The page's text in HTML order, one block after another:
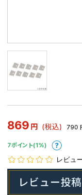
869 円 (税込) 790
7ポイント(1%)
レビュ